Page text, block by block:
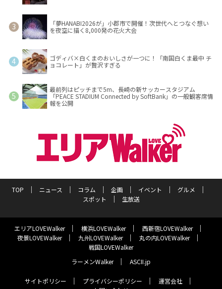
「夢HANABI2026が」小郡市で開催！次世代へとつなぐ想い
を夜空に描く8,000発の花火大会
ゴディバ×白くまのおいしさが一つに！「南国白くま最中 チ
ョコレート」が贅沢すぎる
最前列はピッチまで5m、長崎の新サッカースタジアム
「PEACE STADIUM Connected by SoftBank」の一般観客席情
報を公開
TOP ニュース コラム 企画 イベント
グルメ
スポット
生放送
エリアLOVEWalker 横浜LOVEWalker
西新宿LOVEWalker
夜景LOVEWalker
九州LOVEWalker
丸の内LOVEWalker
戦国LOVEWalker
ラーメンWalker
ASCII.jp
サイトポリシー プライバシーポリシー
運営会社